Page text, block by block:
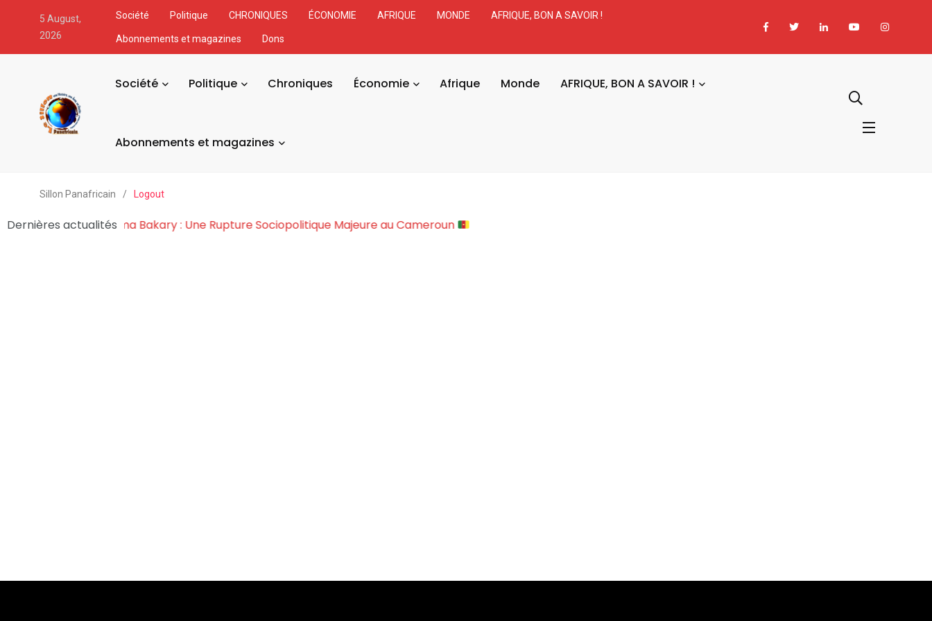
5 August,
2026
Société Politique CHRONIQUES ÉCONOMIE AFRIQUE MONDE AFRIQUE, BON A SAVOIR !
Abonnements et magazines Dons
Société Politique Chroniques Économie Afrique Monde AFRIQUE, BON A SAVOIR !
Abonnements et magazines
Sillon Panafricain / Logout
Dernières actualités
de l’Effet Tchiroma Bakary : Une Rupture Sociopolitique Majeure au Cameroun